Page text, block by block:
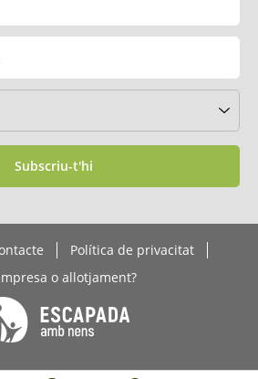
Subscriu-t'hi
Política de privacitat
o allotjament?